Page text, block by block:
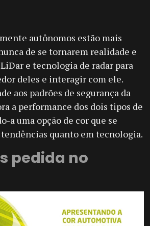
autônomos estão mais
de se tornarem realidade e
e tecnologia de radar para
deles e interagir com ele.
aos padrões de segurança da
a performance dos dois tipos de
a uma opção de cor que se
quanto em tecnologia.
pedida no